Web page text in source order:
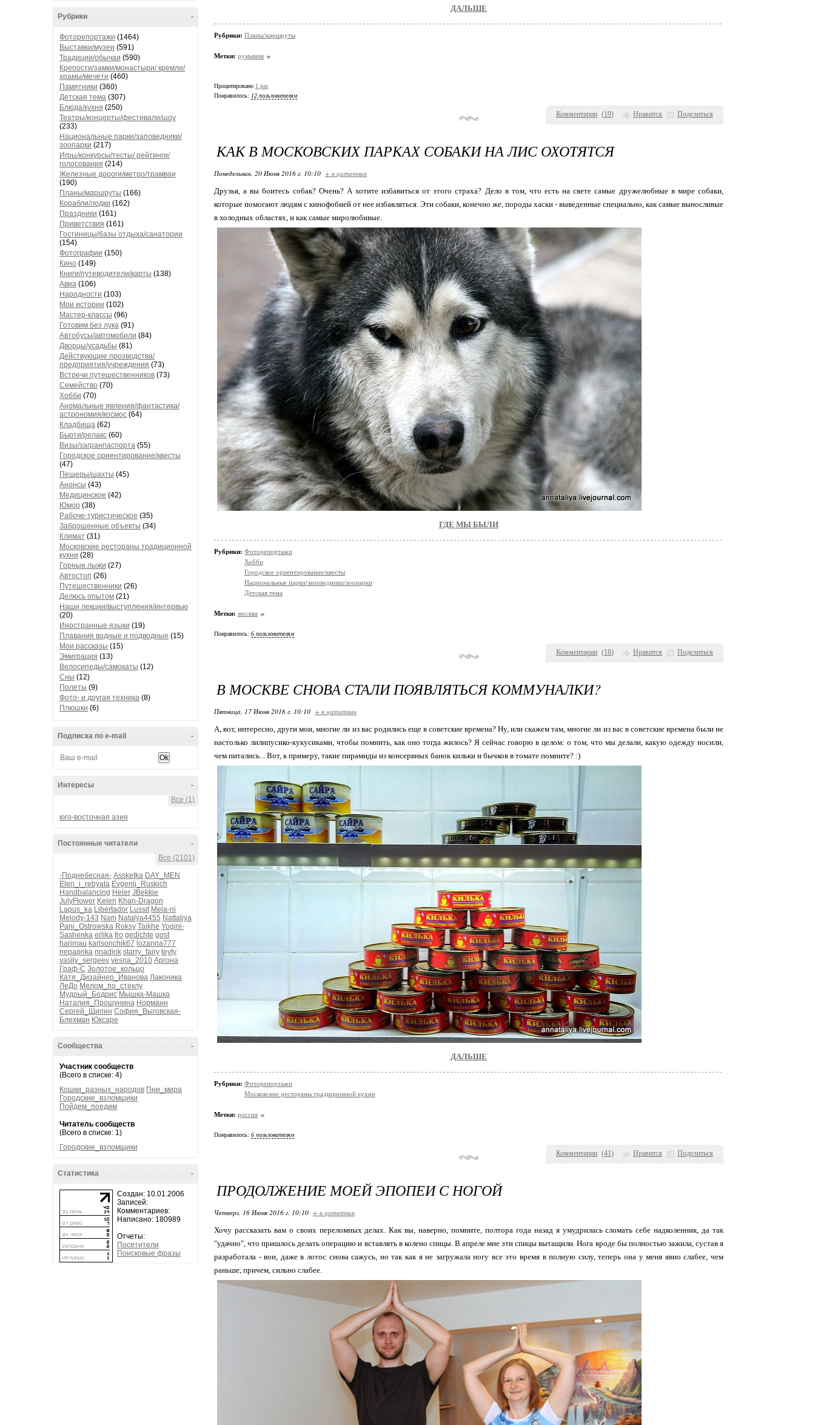
-
Рубрики
Фоторепортажи (1464)
Выставки/музеи (591)
Традиции/обычаи (590)
Крепости/замки/монастыри/ кремли/
храмы/мечети (460)
Памятники (360)
Детская тема (307)
Блюда/кухня (250)
Театры/концерты/фестивали/шоу
(233)
Национальные парки/заповедники/
зоопарки (217)
Игры/конкурсы/тесты/ рейтинги/
голосования (214)
Железные дороги/метро/трамваи
(190)
Планы/маршруты (166)
Корабли/лодки (162)
Праздники (161)
Приветствия (161)
Гостиницы/базы отдыха/санатории
(154)
Фотографии (150)
Кино (149)
Книги/путеводители/карты (138)
Авиа (106)
Народности (103)
Мои истории (102)
Мастер-классы (96)
Готовим без лука (91)
Автобусы/автомобили (84)
Дворцы/усадьбы (81)
Действующие прозводства/
предприятия/учреждения (73)
Встречи путешественников (73)
Семейство (70)
Хобби (70)
Аномальные явления/фантастика/
астрономия/космос (64)
Кладбища (62)
Бьюти/релакс (60)
Визы/загранпаспорта (55)
Городское ориентирование/квесты
(47)
Пещеры/шахты (45)
Анонсы (43)
Медицинское (42)
Юмор (38)
Рабоче-туристическое (35)
Заброшенные объекты (34)
Климат (31)
Московские рестораны традиционной
кухни (28)
Горные лыжи (27)
Автостоп (26)
Путешественники (26)
Делюсь опытом (21)
Наши лекции/выступления/интервью
(20)
Иностранные языки (19)
Плавания водные и подводные (15)
Мои рассказы (15)
Эмиграция (13)
Велосипеды/самокаты (12)
Сны (12)
Полеты (9)
Фото- и другая техника (8)
Плюшки (6)
-
Подписка по e-mail
-
Интересы
Все (1)
юго-восточная азия
-
Постоянные читатели
Все (2101)
-Поднебесная- Assketka DAY_MEN
Elen_i_rebyata Evgenij_Ruskich
Handbalancing Heler JBekkie
JulyFlower Kelen Khan-Dragon
Lapus_ka Libertador Lussit Mela-ni
Melody-143 Nam Natalya4455 Nattaliya
Pani_Ostrowska Roksy Taikhe Yogini-
Sashenka erlika fro gedichte gost
harimau karlsonchik67 lozanna777
nepaprika nnadink starry_fairy teyty
vasily_sergeev vesna_2010 Аргона
Граф-С Золотое_кольцо
Катя_Дизайнер_Иванова Лаконика
ЛеДо Мелом_по_стеклу
Мудрый_Бодрис Мышка-Машка
Наталия_Прошунина Норманн
Сергей_Щипин София_Выговская-
Блехман Юксаре
-
Сообщества
Участник сообществ
(Всего в списке: 4)
Кошки_разных_народов Пни_мира
Городские_взломщики
Пойдем_поедим
Читатель сообществ
(Всего в списке: 1)
Городские_взломщики
-
Статистика
Создан: 10.01.2006
Записей:
Комментариев:
Написано: 180989
Отчеты:
Посетители
Поисковые фразы
Комментарии (19) Нравится Поделиться
ДАЛЬШЕ
Рубрики: Планы/маршруты
Метки: румыния
Процитировано 1 раз
Понравилось: 12 пользователям
Комментарии (18) Нравится Поделиться
КАК В МОСКОВСКИХ ПАРКАХ СОБАКИ НА ЛИС ОХОТЯТСЯ
Понедельник, 20 Июня 2016 г. 10:10 + в цитатник
Друзья, а вы боитесь собак? Очень? А хотите избавиться от этого страха? Дело в том, что есть на свете самые дружелюбные в мире собаки,
которые помогают людям с кинофобией от нее избавляться. Эти собаки, конечно же, породы хаски - выведенные специально, как самые выносливые
в холодных областях, и как самые миролюбивые.
ГДЕ МЫ БЫЛИ
Рубрики: Фоторепортажи
Хобби
Городское ориентирование/квесты
Национальные парки/заповедники/зоопарки
Детская тема
Метки: москва
Понравилось: 6 пользователям
Комментарии (41) Нравится Поделиться
В МОСКВЕ СНОВА СТАЛИ ПОЯВЛЯТЬСЯ КОММУНАЛКИ?
Пятница, 17 Июня 2016 г. 10:10 + в цитатник
А, вот, интересно, други мои, многие ли из вас родились еще в советские времена? Ну, или скажем там, многие ли из вас в советские времена были не
настолько лилипусико-кукусиками, чтобы помнить, как оно тогда жилось? Я сейчас говорю в целом: о том, что мы делали, какую одежду носили,
чем питались... Вот, к примеру, такие пирамиды из консервных банок кильки и бычков в томате помните? :)
ДАЛЬШЕ
Рубрики: Фоторепортажи
Московские рестораны традиционной кухни
Метки: россия
Понравилось: 6 пользователям
ПРОДОЛЖЕНИЕ МОЕЙ ЭПОПЕИ С НОГОЙ
Четверг, 16 Июня 2016 г. 10:10 + в цитатник
Хочу рассказать вам о своих переломных делах. Как вы, наверно, помните, полтора года назад я умудрилась сломать себе надколенник, да так
"удачно", что пришлось делать операцию и вставлять в колено спицы. В апреле мне эти спицы вытащили. Нога вроде бы полностью зажила, сустав я
разработала - вон, даже в лотос снова сажусь, но так как я не загружала ногу все это время в полную силу, теперь она у меня явно слабее, чем
раньше, причем, сильно слабее.